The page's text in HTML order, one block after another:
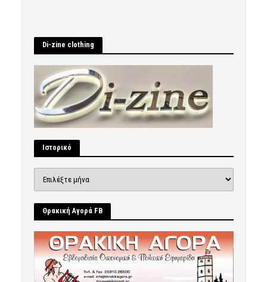
Di-zine clothing
Ιστορικό
Θρακική Αγορά FB